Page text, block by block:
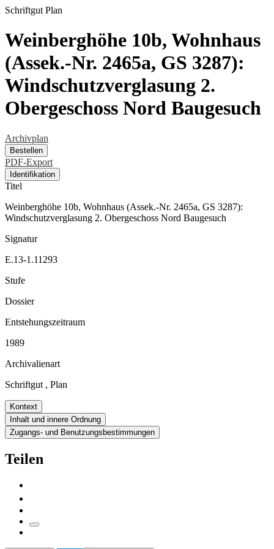
Schriftgut Plan
Weinberghöhe 10b, Wohnhaus
(Assek.-Nr. 2465a, GS 3287):
Windschutzverglasung 2.
Obergeschoss Nord Baugesuch
Archivplan
Bestellen
PDF-Export
Identifikation
Titel
Weinberghöhe 10b, Wohnhaus (Assek.-Nr. 2465a, GS 3287):
Windschutzverglasung 2. Obergeschoss Nord Baugesuch
Signatur
E.13-1.11293
Stufe
Dossier
Entstehungszeitraum
1989
Archivalienart
Schriftgut , Plan
Kontext
Inhalt und innere Ordnung
Zugangs- und Benutzungsbestimmungen
Teilen